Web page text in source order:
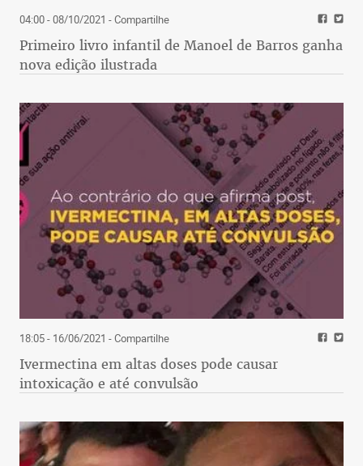
04:00 - 08/10/2021 - Compartilhe
Primeiro livro infantil de Manoel de Barros ganha
nova edição ilustrada
18:05 - 16/06/2021 - Compartilhe
Ivermectina em altas doses pode causar
intoxicação e até convulsão